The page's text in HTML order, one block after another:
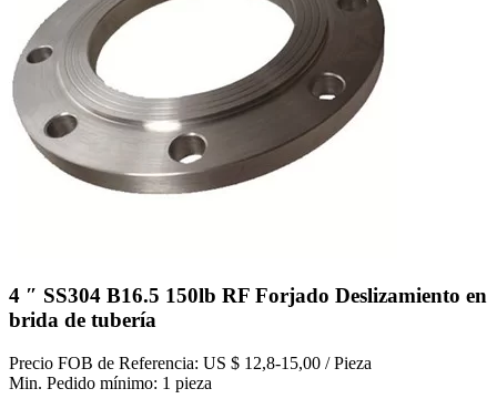
4 ″ SS304 B16.5 150lb RF Forjado Deslizamiento en
brida de tubería
Precio FOB de Referencia: US $ 12,8-15,00 / Pieza
Min. Pedido mínimo: 1 pieza